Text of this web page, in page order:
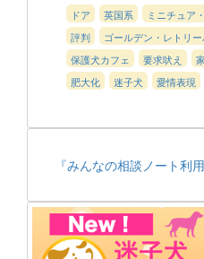
ドア
英国系 ミニチュア
評判
ゴールデン・レトリ
保護犬カフェ
要求吠え
肥大化
迷子犬 愛情表現
『みんなの相談ノート利